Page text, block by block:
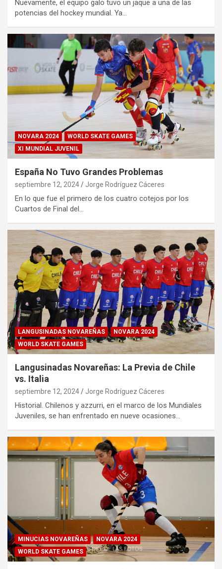
Nuevamente, el equipo galo tuvo un jaque a una de las
potencias del hockey mundial. Ya…
NOVARA 2024
WORLD SKATE GAMES
XI MUNDIAL JUVENIL
España No Tuvo Grandes Problemas
septiembre 12, 2024 Jorge Rodríguez Cáceres
En lo que fue el primero de los cuatro cotejos por los
Cuartos de Final del…
LANGUSINADAS NOVAREÑAS
NOVARA 2024
WORLD SKATE GAMES
Langusinadas Novareñas: La Previa de Chile
vs. Italia
septiembre 12, 2024 Jorge Rodríguez Cáceres
Historial. Chilenos y azzurri, en el marco de los Mundiales
Juveniles, se han enfrentado en nueve ocasiones…
MINUCIAS NOVAREÑAS
NOVARA 2024
WORLD SKATE GAMES